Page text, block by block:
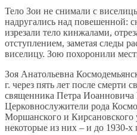
Тело Зои не снимали с
надругались над повешенной:
изрезали тело кинжалами,
отступлением, заметая следы
виселицу. Зою похоронили
Зоя Анатольевна
г. через пять лет после смерти
священника Петра Иоанновича
Церковнослужители рода
Моршанского и Кирсановского
некоторые из них – и до 1930-х